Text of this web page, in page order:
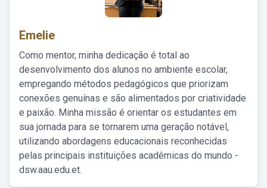
Emelie
Como mentor, minha dedicação é total ao
desenvolvimento dos alunos no ambiente escolar,
empregando métodos pedagógicos que priorizam
conexões genuínas e são alimentados por criatividade
e paixão. Minha missão é orientar os estudantes em
sua jornada para se tornarem uma geração notável,
utilizando abordagens educacionais reconhecidas
pelas principais instituições acadêmicas do mundo -
dsw.aau.edu.et.